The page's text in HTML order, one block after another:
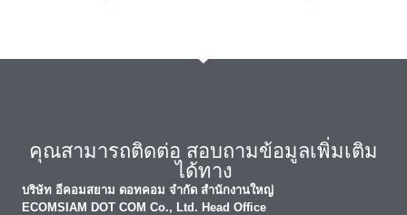
คุณสามารถติดต่อ สอบถามข้อมูลเพิ่มเติม
ได้ทาง
บริษัท อีคอมสยาม ดอทคอม จำกัด สำนักงานใหญ่
ECOMSIAM DOT COM Co., Ltd. Head Office